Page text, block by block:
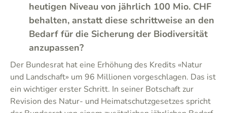
heutigen Niveau von jährlich 100 Mio. CHF
behalten, anstatt diese schrittweise an den
Bedarf für die Sicherung der Biodiversität
anzupassen?
Der Bundesrat hat eine Erhöhung des Kredits «Natur
und Landschaft» um 96 Millionen vorgeschlagen. Das ist
ein wichtiger erster Schritt. In seiner Botschaft zur
Revision des Natur- und Heimatschutzgesetzes spricht